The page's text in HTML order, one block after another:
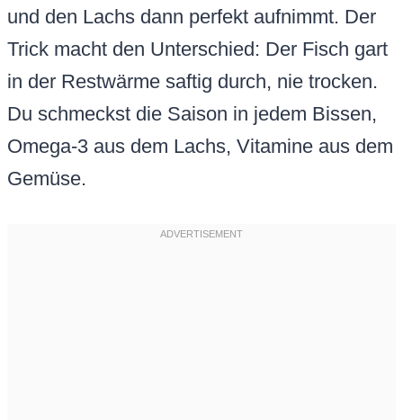
und den Lachs dann perfekt aufnimmt. Der
Trick macht den Unterschied: Der Fisch gart
in der Restwärme saftig durch, nie trocken.
Du schmeckst die Saison in jedem Bissen,
Omega-3 aus dem Lachs, Vitamine aus dem
Gemüse.